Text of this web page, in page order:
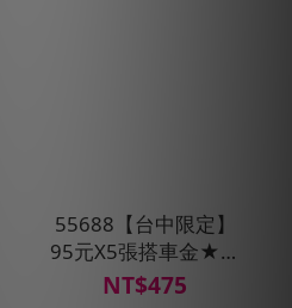
55688【台中限定】
95元X5張搭車金★贈
搭車金30元
NT$475